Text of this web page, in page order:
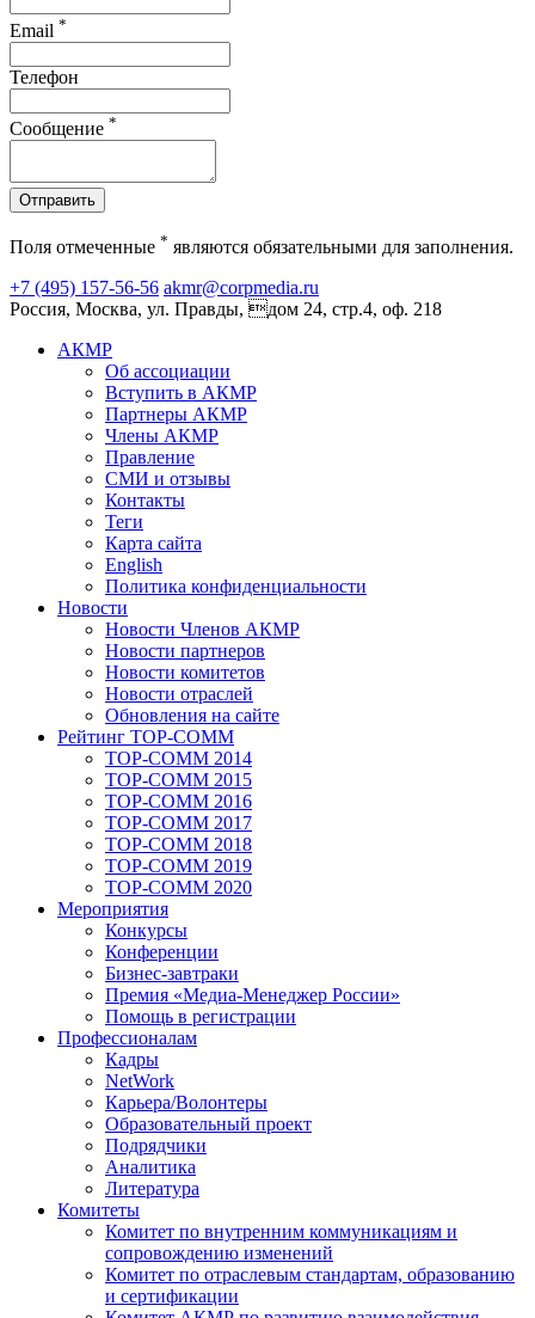
Email *
Телефон
Сообщение *
Отправить
Поля отмеченные * являются обязательными для заполнения.
+7 (495) 157-56-56 akmr@corpmedia.ru
Россия, Москва, ул. Правды, дом 24, стр.4, оф. 218
АКМР
Об ассоциации
Вступить в АКМР
Партнеры АКМР
Члены АКМР
Правление
СМИ и отзывы
Контакты
Теги
Карта сайта
English
Политика конфиденциальности
Новости
Новости Членов АКМР
Новости партнеров
Новости комитетов
Новости отраслей
Обновления на сайте
Рейтинг TOP-COMM
TOP-COMM 2014
TOP-COMM 2015
TOP-COMM 2016
TOP-COMM 2017
TOP-COMM 2018
TOP-COMM 2019
TOP-COMM 2020
Мероприятия
Конкурсы
Конференции
Бизнес-завтраки
Премия «Медиа-Менеджер России»
Помощь в регистрации
Профессионалам
Кадры
NetWork
Карьера/Волонтеры
Образовательный проект
Подрядчики
Аналитика
Литература
Комитеты
Комитет по внутренним коммуникациям и
сопровождению изменений
Комитет по отраслевым стандартам, образованию
и сертификации